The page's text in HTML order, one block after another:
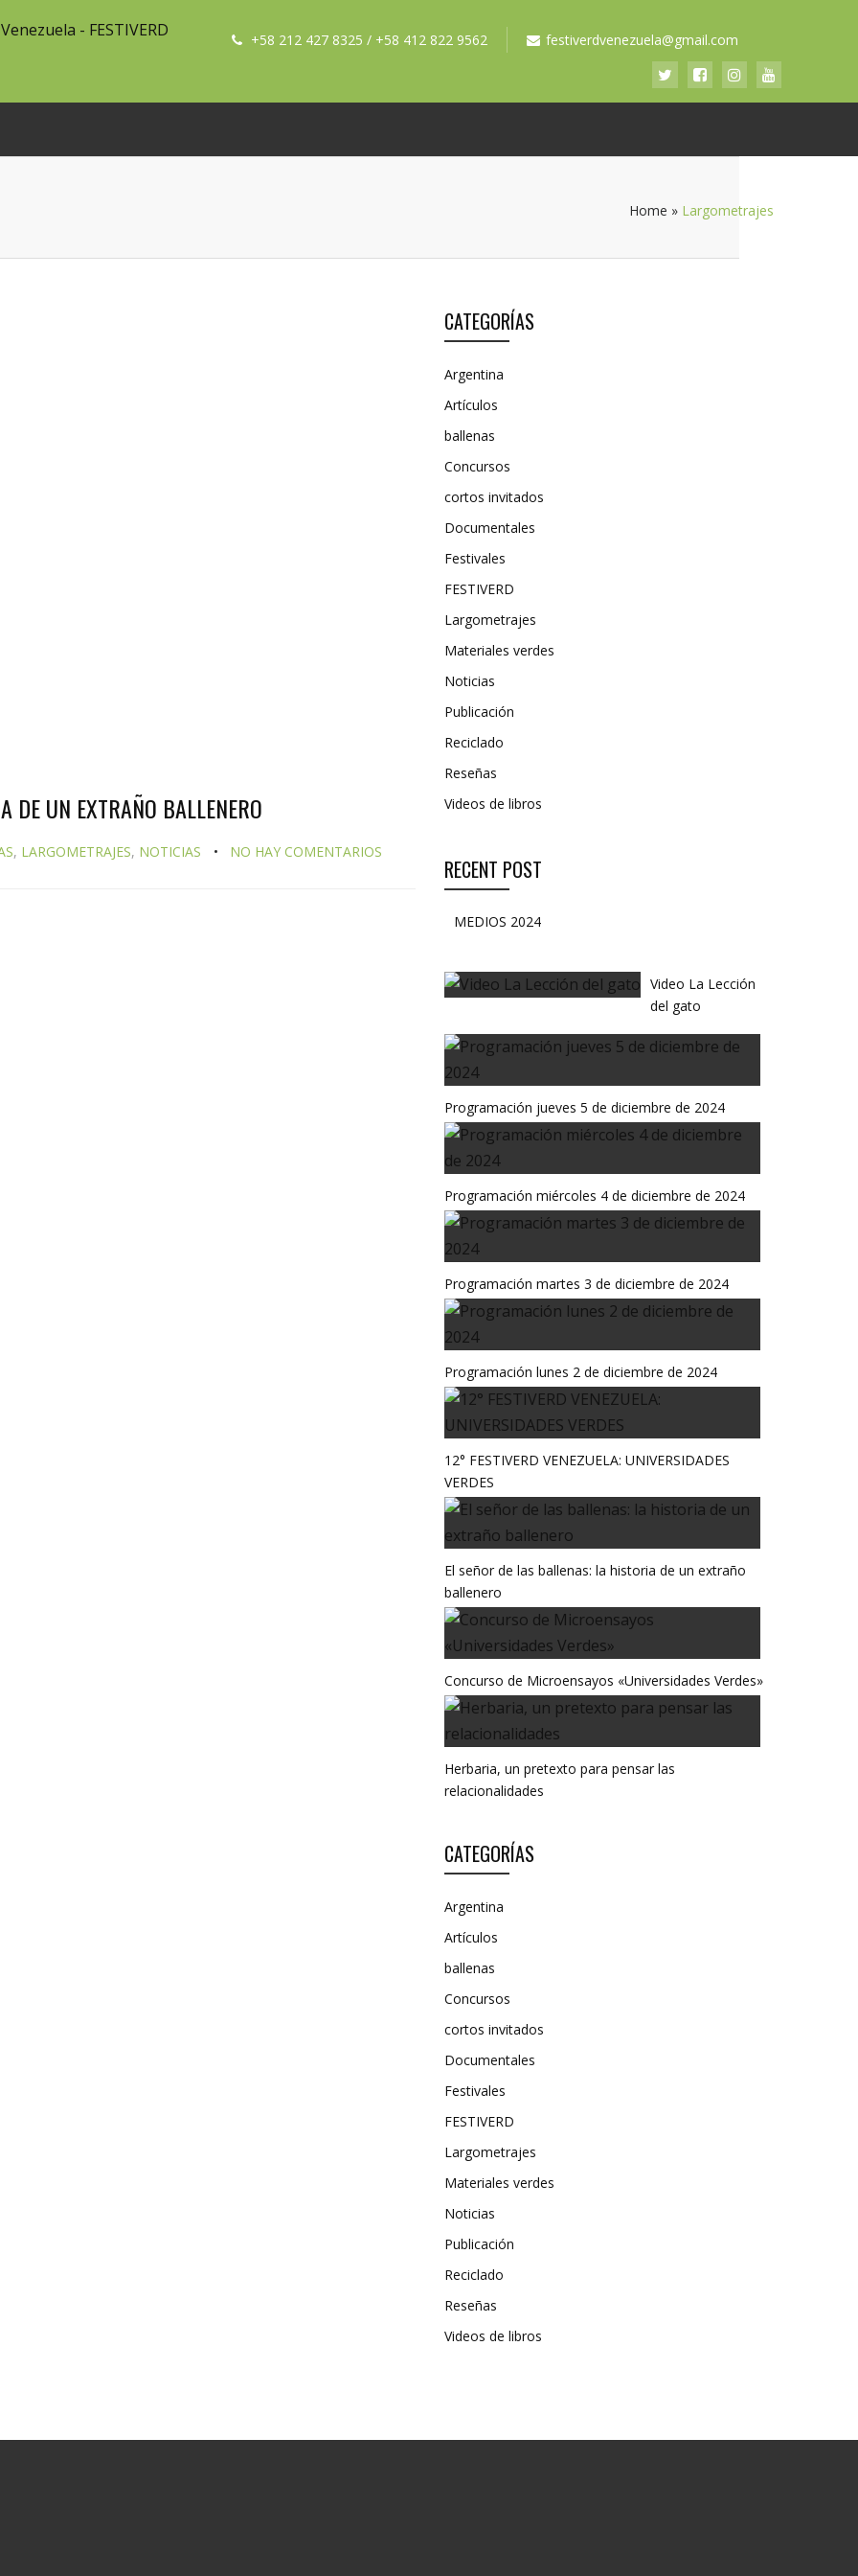
+58 212 427 8325 / +58 412 822 9562 festiverdvenezuela@gmail.com
Home » Largometrajes
DE UN EXTRAÑO BALLENERO
, LARGOMETRAJES, NOTICIAS NO HAY COMENTARIOS
CATEGORÍAS
Argentina
Artículos
ballenas
Concursos
cortos invitados
Documentales
Festivales
FESTIVERD
Largometrajes
Materiales verdes
Noticias
Publicación
Reciclado
Reseñas
Videos de libros
RECENT POST
MEDIOS 2024
Video La Lección
del gato
Programación jueves 5 de diciembre de 2024
Programación miércoles 4 de diciembre de 2024
Programación martes 3 de diciembre de 2024
Programación lunes 2 de diciembre de 2024
12° FESTIVERD VENEZUELA: UNIVERSIDADES
VERDES
El señor de las ballenas: la historia de un extraño
ballenero
Concurso de Microensayos «Universidades Verdes»
Herbaria, un pretexto para pensar las
relacionalidades
CATEGORÍAS
Argentina
Artículos
ballenas
Concursos
cortos invitados
Documentales
Festivales
FESTIVERD
Largometrajes
Materiales verdes
Noticias
Publicación
Reciclado
Reseñas
Videos de libros